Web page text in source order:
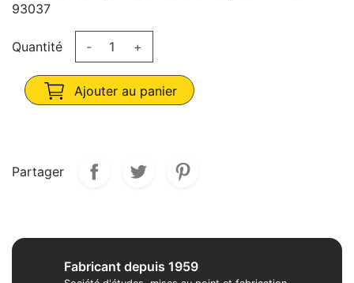
93037
Quantité - +
Ajouter au panier
Partager
Fabricant depuis 1959